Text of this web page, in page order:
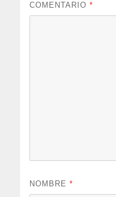
COMENTARIO*
NOMBRE*